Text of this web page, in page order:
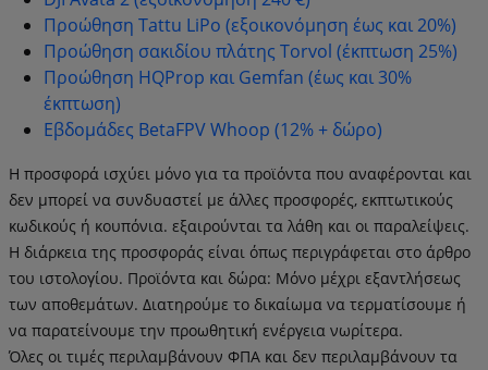
Προώθηση Tattu LiPo (εξοικονόμηση έως και 20%)
Προώθηση σακιδίου πλάτης Torvol (έκπτωση 25%)
Προώθηση HQProp και Gemfan (έως και 30%
έκπτωση)
Εβδομάδες BetaFPV Whoop (12% + δώρο)
Η προσφορά ισχύει μόνο για τα προϊόντα που αναφέρονται και
δεν μπορεί να συνδυαστεί με άλλες προσφορές, εκπτωτικούς
κωδικούς ή κουπόνια. εξαιρούνται τα λάθη και οι παραλείψεις.
Η διάρκεια της προσφοράς είναι όπως περιγράφεται στο άρθρο
του ιστολογίου. Προϊόντα και δώρα: Μόνο μέχρι εξαντλήσεως
των αποθεμάτων. Διατηρούμε το δικαίωμα να τερματίσουμε ή
να παρατείνουμε την προωθητική ενέργεια νωρίτερα.
Όλες οι τιμές περιλαμβάνουν ΦΠΑ και δεν περιλαμβάνουν τα